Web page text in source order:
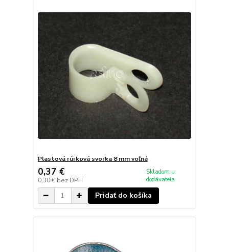
Plastová rúrková svorka 8 mm voľná
0,37 €
0,30 € bez DPH
Skladom u
dodávateľa
Pridať do košíka